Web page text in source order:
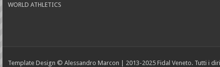
WORLD ATHLETICS
Template Design © Alessandro Marcon | 2013-2025 Fidal Veneto. Tutti i